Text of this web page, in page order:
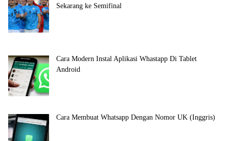
Sekarang ke Semifinal
Cara Modern Instal Aplikasi Whastapp Di Tablet
Android
Cara Membuat Whatsapp Dengan Nomor UK (Inggris)